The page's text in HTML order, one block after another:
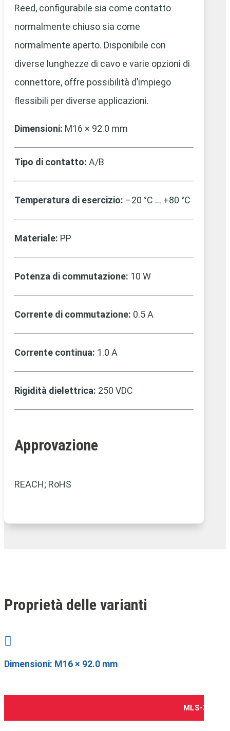
Reed, configurabile sia come contatto
normalmente chiuso sia come
normalmente aperto. Disponibile con
diverse lunghezze di cavo e varie opzioni di
connettore, offre possibilità d’impiego
flessibili per diverse applicazioni.
Dimensioni: M16 × 92.0 mm
Tipo di contatto: A/B
Temperatura di esercizio: –20 °C … +80 °C
Materiale: PP
Potenza di commutazione: 10 W
Corrente di commutazione: 0.5 A
Corrente continua: 1.0 A
Rigidità dielettrica: 250 VDC
Approvazione
REACH; RoHS
Proprietà delle varianti

Dimensioni: M16 × 92.0 mm
MLS-311